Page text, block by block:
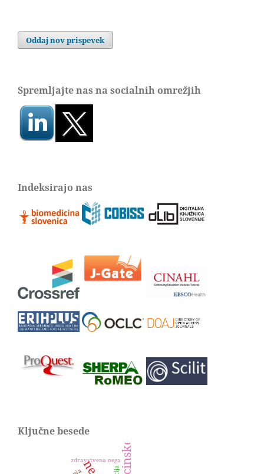
Oddaj nov prispevek
Spremljajte nas na socialnih omrežjih
Indeksirajo nas
Ključne besede
zdravstvena nega